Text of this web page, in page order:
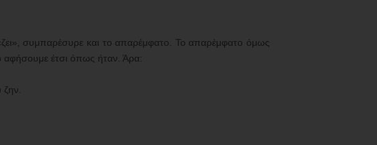
συμπαρέσυρε και το απαρέμφατο. Το απαρέμφατο όμως
αφήσουμε έτσι όπως ήταν. Άρα: